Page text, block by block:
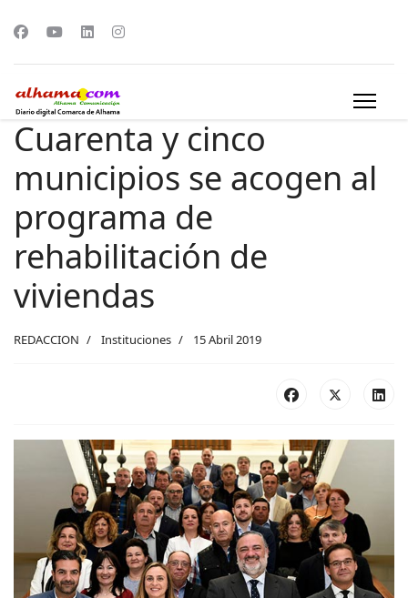
Cuarenta y cinco
municipios se acogen al
programa de
rehabilitación de
viviendas
REDACCION Instituciones 15 Abril 2019